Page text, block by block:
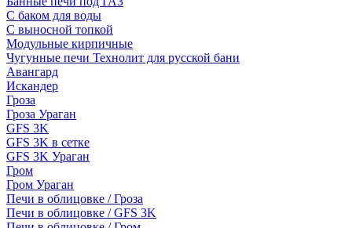
С баком для воды
С выносной топкой
Модульные кирпичные
Чугунные печи Технолит для русской бани
Авангард
Искандер
Гроза
Гроза Ураган
GFS 3K
GFS 3K в сетке
GFS 3K Ураган
Гром
Гром Ураган
Печи в облицовке / Гроза
Печи в облицовке / GFS 3K